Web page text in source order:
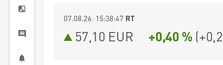
07.08.26 15:38:47 RT
57,10 EUR +0,40 % (